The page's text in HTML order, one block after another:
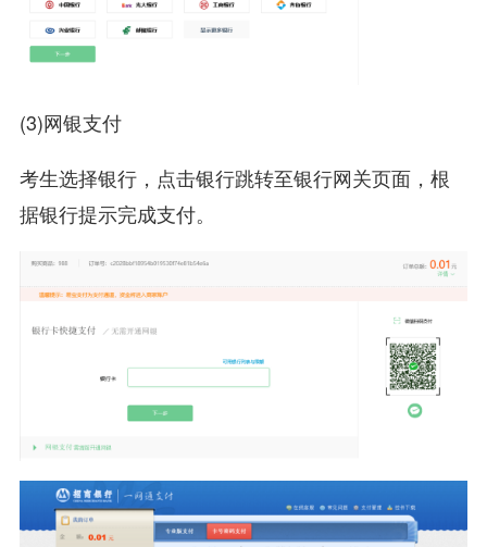
(3)网银支付
考生选择银行，点击银行跳转至银行网关页面，根
据银行提示完成支付。